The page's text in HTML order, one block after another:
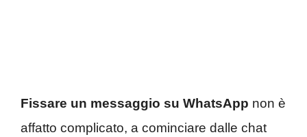
Fissare un messaggio su WhatsApp non è
affatto complicato, a cominciare dalle chat